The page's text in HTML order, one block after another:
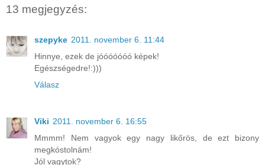
13 megjegyzés:
szepyke 2011. november 6. 11:44
Hinnye, ezek de jóóóóóóó képek!
Egészségedre!:)))
Válasz
Viki 2011. november 6. 16:55
Mmmm! Nem vagyok egy nagy likőrös, de ezt bizony
megkóstolnám!
Jól vagytok?